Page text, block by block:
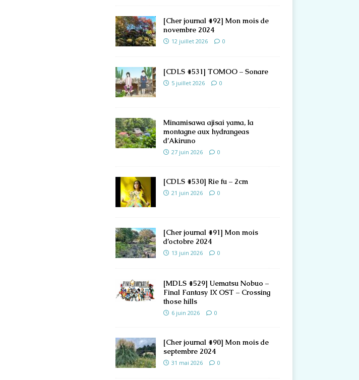
[Cher journal #92] Mon mois de
novembre 2024
12 juillet 2026 0
[CDLS #531] TOMOO – Sonare
5 juillet 2026 0
Minamisawa ajisai yama, la
montagne aux hydrangeas
d’Akiruno
27 juin 2026 0
[CDLS #530] Rie fu – 2cm
21 juin 2026 0
[Cher journal #91] Mon mois
d’octobre 2024
13 juin 2026 0
[MDLS #529] Uematsu Nobuo –
Final Fantasy IX OST – Crossing
those hills
6 juin 2026 0
[Cher journal #90] Mon mois de
septembre 2024
31 mai 2026 0